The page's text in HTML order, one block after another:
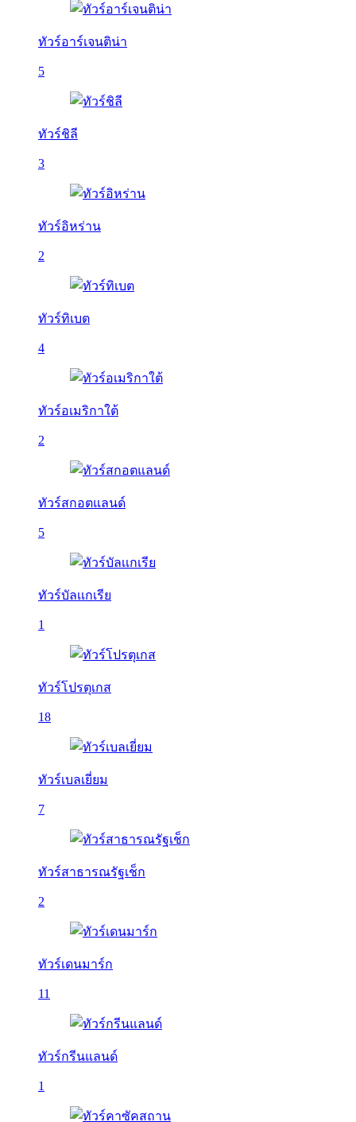
ทัวร์อาร์เจนติน่า
5
ทัวร์ชิลี
3
ทัวร์อิหร่าน
2
ทัวร์ทิเบต
4
ทัวร์อเมริกาใต้
2
ทัวร์สกอตแลนด์
5
ทัวร์บัลเเกเรีย
1
ทัวร์โปรตุเกส
18
ทัวร์เบลเยี่ยม
7
ทัวร์สาธารณรัฐเช็ก
2
ทัวร์เดนมาร์ก
11
ทัวร์กรีนแลนด์
1